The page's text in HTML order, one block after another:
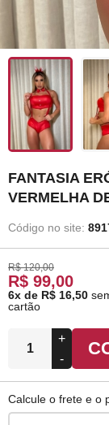
FANTASIA
VERMELHA
Código no site:
R$ 120,00
R$ 99,00
6x de R$ 16,50
cartão
+
-
Calcule o frete e o